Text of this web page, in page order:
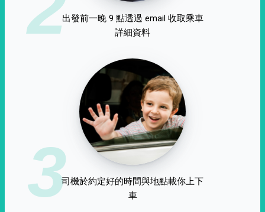
出發前一晚 9 點透過 email 收取乘車
詳細資料
3司機於約定好的時間與地點載你上下
車